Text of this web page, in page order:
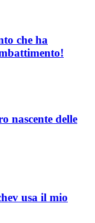
che ha
nascente delle
usa il mio